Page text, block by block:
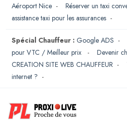
Aéroport Nice - Réserver un taxi
assistance taxi pour les assurances -
Spécial Chauffeur : Google ADS -
pour VTC / Meilleur prix
- Devenir
CREATION SITE WEB CHAUFFEUR -
internet ? -